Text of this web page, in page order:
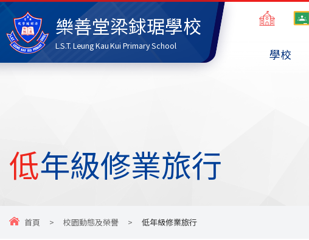
樂善堂梁銶琚學校
L.S.T. Leung Kau Kui Primary School
學校
低年級修業旅行
首頁 > 校園動態及榮譽 > 低年級修業旅行